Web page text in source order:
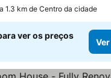
a 1.3 km de Centro da cidade
ver os preços